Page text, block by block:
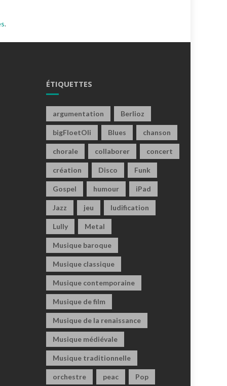
.
ÉTIQUETTES
argumentation Berlioz
bigFloetOli Blues chanson
chorale collaborer concert
création Disco Funk
Gospel humour iPad
Jazz jeu ludification
Lully Metal
Musique baroque
Musique classique
Musique contemporaine
Musique de film
Musique de la renaissance
Musique médiévale
Musique traditionnelle
orchestre peac Pop